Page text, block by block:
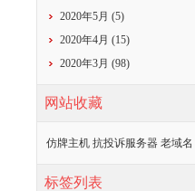
2020年5月 (5)
2020年4月 (15)
2020年3月 (98)
网站收藏
仿牌主机 抗投诉服务器 老域名
标签列表